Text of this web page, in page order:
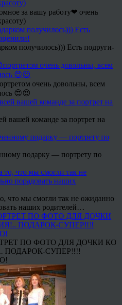
за вашу работу❤ очень
получилось))) Есть подруги-
очень довольны, всем
😍😍
вашей команде за портрет на
подарку — портрету по
что мы смогли так не ожиданно
наших родителей…
ПО ФОТО ДЛЯ ДОЧКИ КО
ПОДАРОК-СУПЕР!!!!